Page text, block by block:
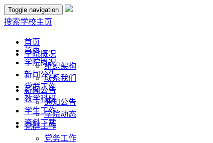
Toggle navigation
搜索学校主页
首页
学院概况
组织架构
联系我们
新闻公告
通知公告
学院动态
党群工作
党务工作
首页
学院概况
新闻公告
党群工作
教学科研
学生工作
资料下载